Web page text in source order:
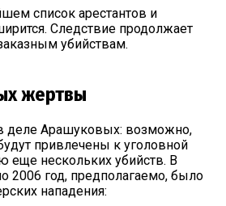
список арестантов и
Следствие продолжает
убийствам.
жертвы
деле Арашуковых: возможно,
привлечены к уголовной
еще нескольких убийств. В
2006 год, предполагаемо, было
нападения: